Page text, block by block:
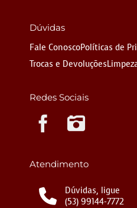
Dúvidas
Fale ConoscoPolíticas de
Trocas e Devoluções
Redes Sociais
Atendimento
Dúvidas, ligue
(53) 99144-7772